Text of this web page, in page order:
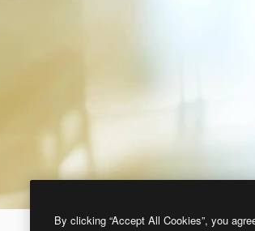
By clicking “Accept All Cookies”, you